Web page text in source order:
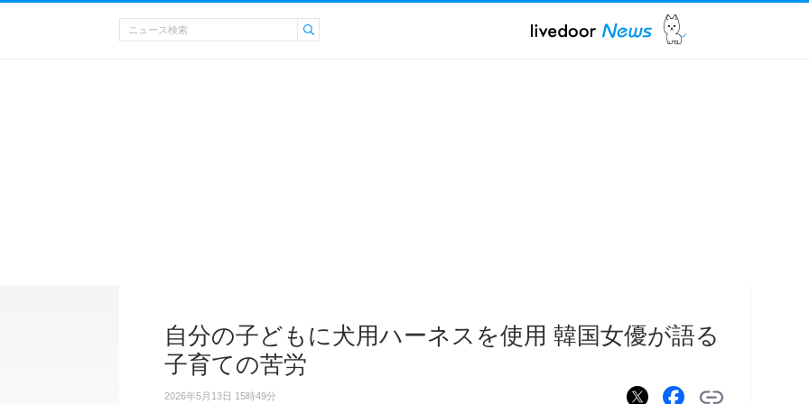
自分の子どもに犬用ハーネスを使用 韓国女優が語る
子育ての苦労
2026年5月13日 15時49分